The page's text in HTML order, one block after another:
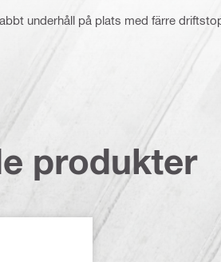
underhåll på plats med färre
produkter